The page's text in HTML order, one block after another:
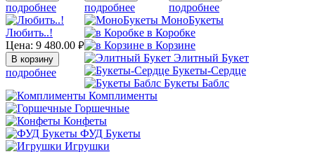
подробнее подробнее подробнее
Любить..!
Цена: 9 480.00 руб.
подробнее
МоноБукеты
в Коробке
в Корзине
Элитный Букет
Букеты-Сердце
Букеты Баблс
Комплименты
Горшечные
Конфеты
ФУД Букеты
Игрушки